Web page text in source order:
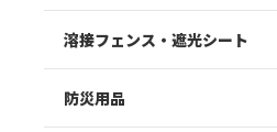
溶接フェンス・遮光シート
防災用品